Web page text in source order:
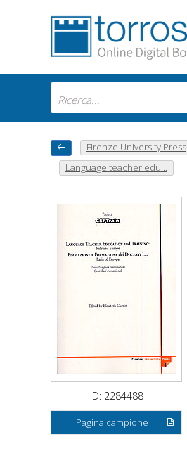
Firenze University Press
Language teacher edu...
ID: 2284488
Pagina campione